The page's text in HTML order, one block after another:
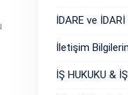
İDARE ve
İletişim
İŞ HUKUKU &